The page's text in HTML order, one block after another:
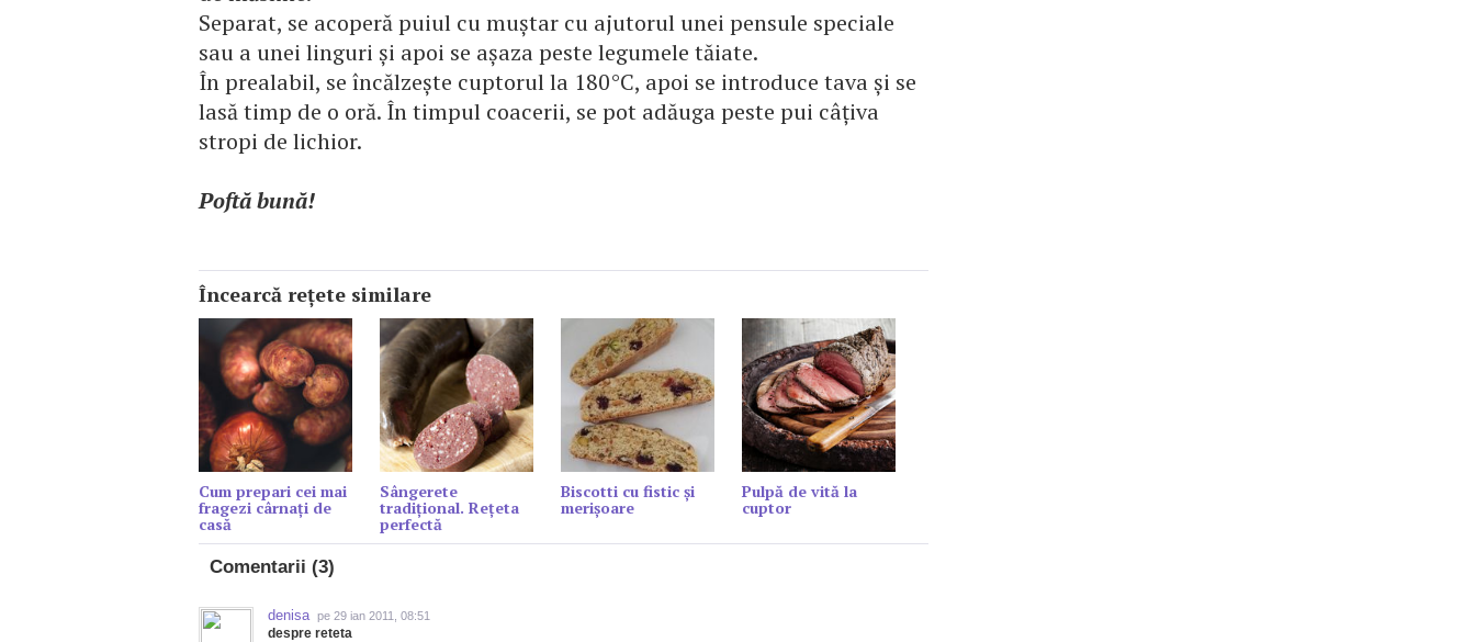
Separat, se acoperă puiul cu muştar cu ajutorul unei pensule speciale
sau a unei linguri şi apoi se aşaza peste legumele tăiate.
În prealabil, se încălzeşte cuptorul la 180°C, apoi se introduce tava şi se
lasă timp de o oră. În timpul coacerii, se pot adăuga peste pui câţiva
stropi de lichior.
Poftă bună!
Încearcă reţete similare
Cum prepari cei mai
fragezi cârnați de
casă
Sângerete
tradițional. Rețeta
perfectă
Biscotti cu fistic şi
merişoare
Pulpă de vită la
cuptor
Comentarii (3)
denisa pe 29 ian 2011, 08:51
despre reteta